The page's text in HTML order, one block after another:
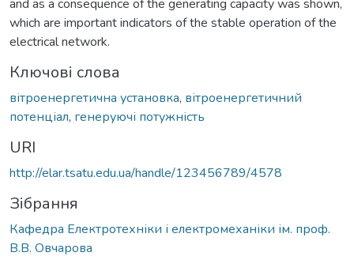
and as a consequence of the generating capacity was shown,
which are important indicators of the stable operation of the
electrical network.
Ключові слова
вітроенергетична установка, вітроенергетичний
потенціал, генеруючі потужність
URI
http://elar.tsatu.edu.ua/handle/123456789/4578
Зібрання
Кафедра Електротехніки і електромеханіки ім. проф.
В.В. Овчарова